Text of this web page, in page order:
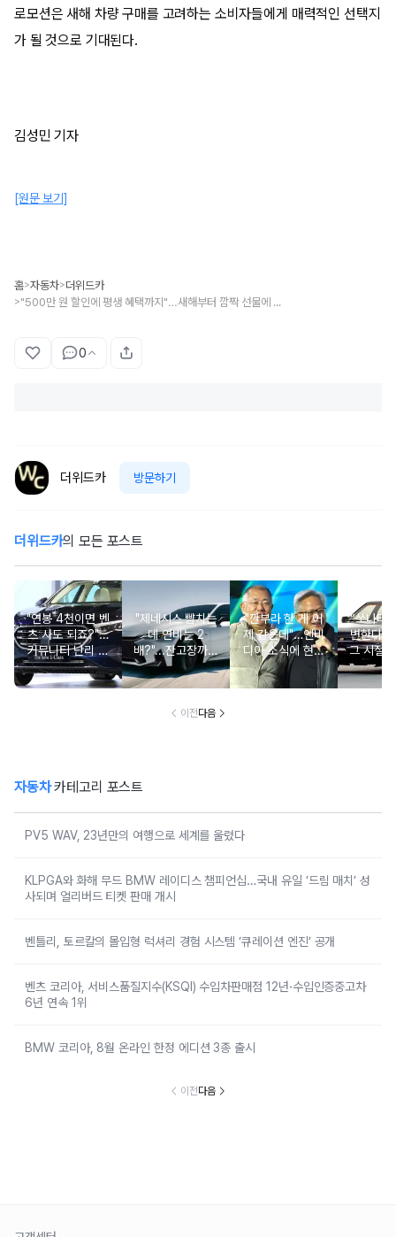
로모션은 새해 차량 구매를 고려하는 소비자들에게 매력적인 선택지
가 될 것으로 기대된다.
김성민 기자
[원문 보기]
홈>자동차>더위드카
> "500만 원 할인에 평생 혜택까지"…새해부터 깜짝 선물에 웃음꽃 '가득'
0
더위드카 방문하기
더위드카의 모든 포스트
"연봉 4천이면 벤
츠 사도 되죠?"…
커뮤니티 난리 난
'현실적 수입차' 보
니
"제네시스 뺨치는
데 연비는 2
배?"...잔고장까지
없는 신차에 '이럴
수가'
"깐부라 한 게 어
제 같은데"…엔비
디아 소식에 현대
차 '초위기 상황'
“쏘나타
변한다
그 시절
고 소식
오너들
이전다음
자동차카테고리 포스트
PV5 WAV, 23년만의 여행으로 세계를 울렸다
KLPGA와 화해 무드 BMW 레이디스 챔피언십…국내 유일 ‘드림 매치’ 성
사되며 얼리버드 티켓 판매 개시
벤틀리, 토르칼의 몰입형 럭셔리 경험 시스템 ‘큐레이션 엔진’ 공개
벤츠 코리아, 서비스품질지수(KSQI) 수입차판매점 12년·수입인증중고차
6년 연속 1위
BMW 코리아, 8월 온라인 한정 에디션 3종 출시
이전다음